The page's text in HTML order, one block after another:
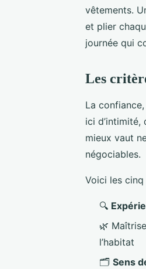
vêtements.
et plier
journée qui
Les
La
ici
mieux vaut
négociables.
Voici les cinq
🔍
🌿
l’habitat
🗂️ Sens